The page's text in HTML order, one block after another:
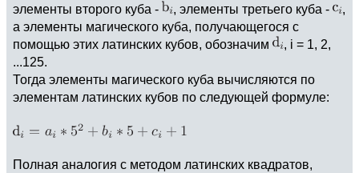
элементы второго куба -
, элементы третьего куба -
,
а элементы магического куба, получающегося с
помощью этих латинских кубов, обозначим
, i = 1, 2,
...125.
Тогда элементы магического куба вычисляются по
элементам латинских кубов по следующей формуле:
Полная аналогия с методом латинских квадратов,